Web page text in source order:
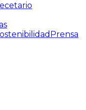
Prensa